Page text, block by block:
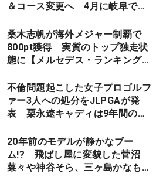
＆コース変更へ 4月に岐阜で開
桑木志帆が海外メジャー制覇で
800pt獲得 実質のトップ独走状
態に【メルセデス・ランキング番
不倫問題起こした女子プロゴルフ
ァー3人への処分をJLPGAが発
表 栗永遼キャディは9年間の立
20年前のモデルが静かなブー
ム!? 飛ばし屋に変貌した菅沼
菜々や神谷そら、三ヶ島かなも使